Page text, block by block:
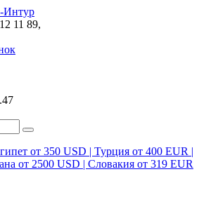
11 89,
от 350 USD | Турция от 400 EUR |
от 2500 USD | Словакия от 319 EUR